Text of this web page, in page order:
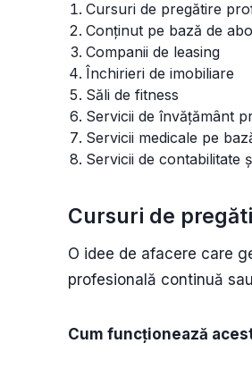
Cursuri de pregătire
Conținut pe bază de
Companii de leasing
Închirieri de imobiliare
Săli de fitness
Servicii de învățământ
Servicii medicale pe
Servicii de contabilitate
Cursuri de
O idee de afacere care
profesională continuă
Cum funcționează